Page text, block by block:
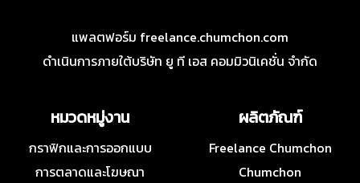
แพลตฟอร์ม freelance.chumchon.com
ดำเนินการภายใต้บริษัท ยู ที เอส คอมมิวนิเคชั่น จำกัด
หมวดหมู่งาน
กราฟิกและการออกแบบ
การตลาดและโฆษณา
ผลิตภัณฑ์
Freelance Chumchon
Chumchon